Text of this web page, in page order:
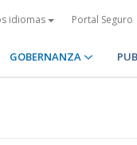
idiomas Portal Seguro
GOBERNANZA